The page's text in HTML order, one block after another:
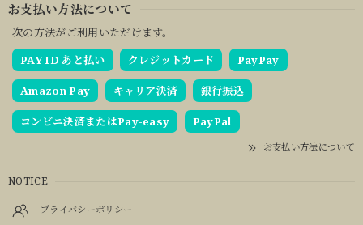
お支払い方法について
次の方法がご利用いただけます。
PAY ID あと払い
クレジットカード PayPay
Amazon Pay キャリア決済 銀行振込
コンビニ決済またはPay-easy PayPal
お支払い方法について
NOTICE
プライバシーポリシー